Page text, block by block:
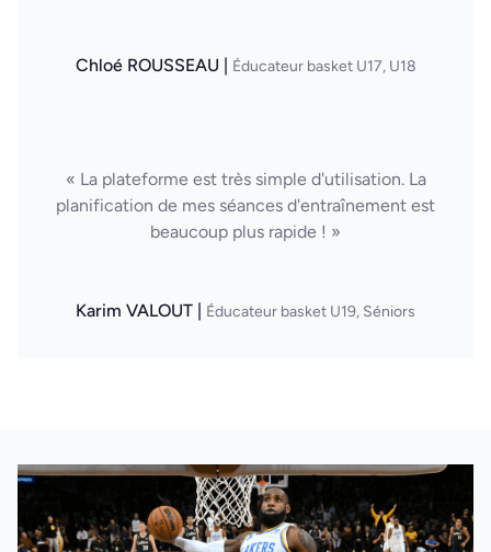
Chloé ROUSSEAU | Éducateur basket U17, U18
« La plateforme est très simple d'utilisation. La
planification de mes séances d'entraînement est
beaucoup plus rapide ! »
Karim VALOUT | Éducateur basket U19, Séniors